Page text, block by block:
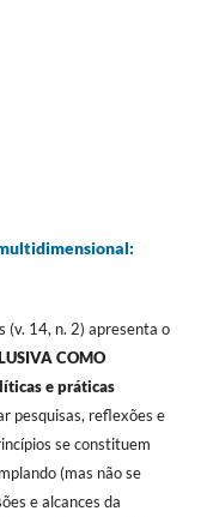
(v. 14, n. 2) apresenta o
COMO
e práticas
pesquisas, reflexões e
se constituem
(mas não se
e alcances da